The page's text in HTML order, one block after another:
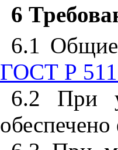
6
6.1 Общие
ГОСТ Р
6.2 При